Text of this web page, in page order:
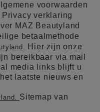
voorwaarden
Privacy verklaring
MAZ Beautyland
betaalmethode
Hier zijn onze
bereikbaar via mail
media links blijft u
laatste nieuws en
Sitemap van